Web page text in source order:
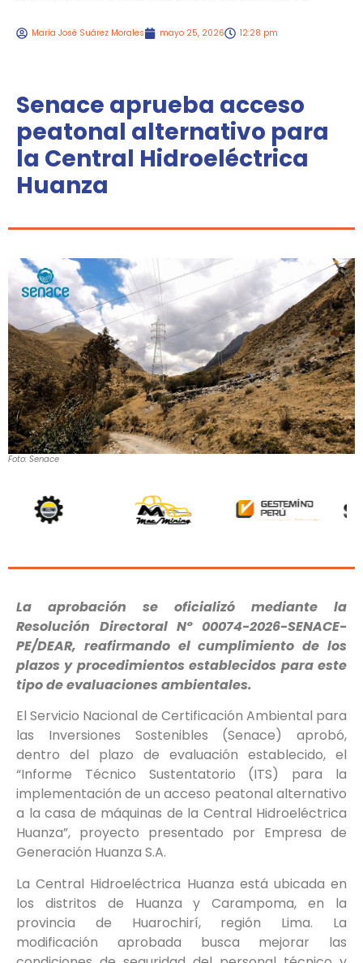
María José Suárez Morales mayo 25, 2026 12:28 pm
Senace aprueba acceso
peatonal alternativo para
la Central Hidroeléctrica
Huanza
Foto: Senace
La aprobación se oficializó mediante la
Resolución Directoral Nº 00074-2026-SENACE-
PE/DEAR, reafirmando el cumplimiento de los
plazos y procedimientos establecidos para este
tipo de evaluaciones ambientales.
El Servicio Nacional de Certificación Ambiental para
las Inversiones Sostenibles (Senace) aprobó,
dentro del plazo de evaluación establecido, el
“Informe Técnico Sustentatorio (ITS) para la
implementación de un acceso peatonal alternativo
a la casa de máquinas de la Central Hidroeléctrica
Huanza”, proyecto presentado por Empresa de
Generación Huanza S.A.
La Central Hidroeléctrica Huanza está ubicada en
los distritos de Huanza y Carampoma, en la
provincia de Huarochirí, región Lima. La
modificación aprobada busca mejorar las